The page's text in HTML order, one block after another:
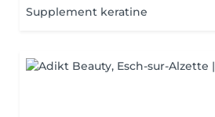
Supplement keratine